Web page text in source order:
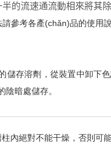
半的流速通流動相來將其
參考各產(chǎn)品的使用說明
儲存溶劑，從裝置中卸下
陰暗處儲存。
內絕對不能干燥，否則可